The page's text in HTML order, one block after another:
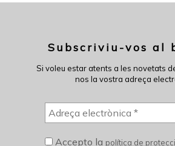
Subscriviu-vos al
Si voleu estar atents a les novetats
nos la vostra adreça
Accepto la política de